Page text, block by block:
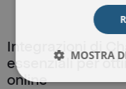
Integrazioni di
essenziali per
online
MOSTRA